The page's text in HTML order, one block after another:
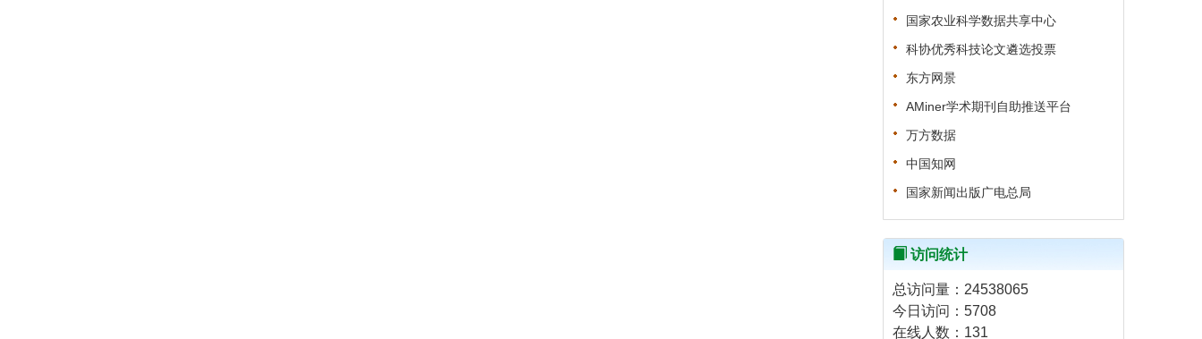
国家农业科学数据共享中心
科协优秀科技论文遴选投票
东方网景
AMiner学术期刊自助推送平台
万方数据
中国知网
国家新闻出版广电总局
访问统计
总访问量： 24538065
今日访问： 5708
在线人数： 131